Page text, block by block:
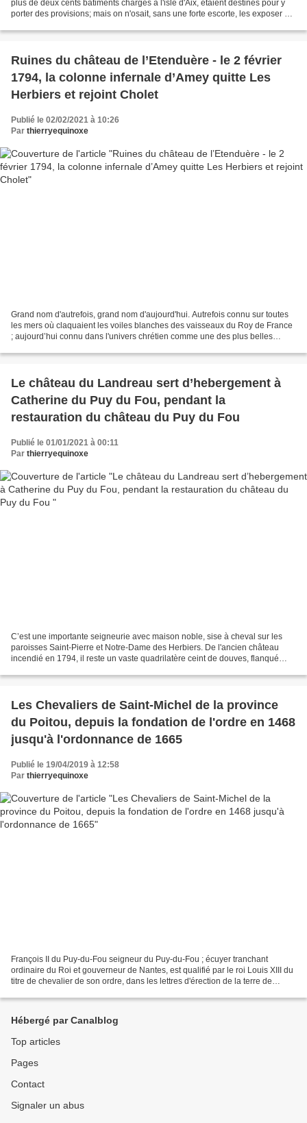
plus de deux cents bâtiments chargés à l'isle d'Aix, étaient destinés pour y
porter des provisions; mais on n'osait, sans une forte escorte, les exposer à
Ruines du château de l’Etenduère - le 2 février
1794, la colonne infernale d’Amey quitte Les
Herbiers et rejoint Cholet
Publié le 02/02/2021 à 10:26
Par thierryequinoxe
Grand nom d'autrefois, grand nom d'aujourd'hui. Autrefois connu sur toutes
les mers où claquaient les voiles blanches des vaisseaux du Roy de France
; aujourd’hui connu dans l'univers chrétien comme une des plus belles
Le château du Landreau sert d’hebergement à
Catherine du Puy du Fou, pendant la
restauration du château du Puy du Fou
Publié le 01/01/2021 à 00:11
Par thierryequinoxe
C’est une importante seigneurie avec maison noble, sise à cheval sur les
paroisses Saint-Pierre et Notre-Dame des Herbiers. De l'ancien château
incendié en 1794, il reste un vaste quadrilatère ceint de douves, flanqué
Les Chevaliers de Saint-Michel de la province
du Poitou, depuis la fondation de l'ordre en 1468
jusqu'à l'ordonnance de 1665
Publié le 19/04/2019 à 12:58
Par thierryequinoxe
François II du Puy-du-Fou seigneur du Puy-du-Fou ; écuyer tranchant
ordinaire du Roi et gouverneur de Nantes, est qualifié par le roi Louis XIII du
titre de chevalier de son ordre, dans les lettres d'érection de la terre de
Hébergé par Canalblog
Top articles
Pages
Contact
Signaler un abus